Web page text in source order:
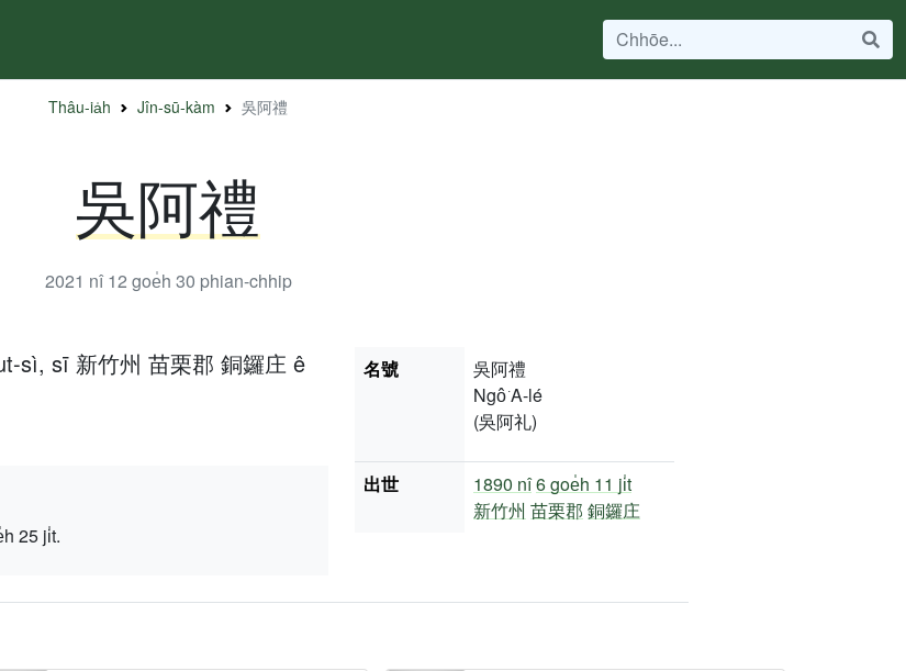
Thâu-ia̍h Jîn-sū-kàm 吳阿禮
吳阿禮
2021 nî 12 goe̍h 30 phian-chhip
sì, sī 新竹州 苗栗郡 銅鑼庄 ê
25 ji̍t.
名號
吳阿禮
Ngô͘ A-lé
(吳阿礼)
出世 1890 nî6 goe̍h 11 ji̍t
新竹州 苗栗郡 銅鑼庄